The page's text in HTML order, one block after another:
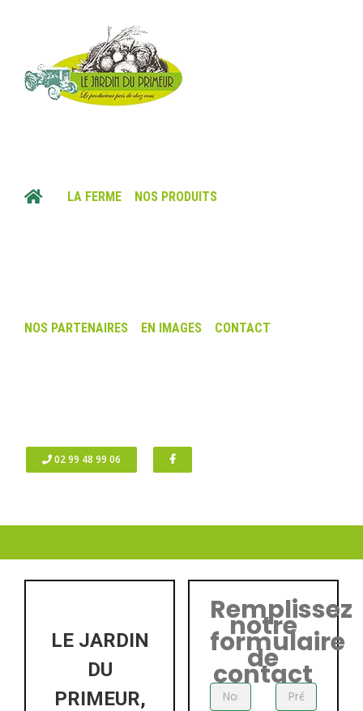
LA FERME NOS PRODUITS
NOS PARTENAIRES EN IMAGES CONTACT
02 99 48 99 06
LE JARDIN
DU
PRIMEUR,
Remplissez
notre
formulaire
de
contact